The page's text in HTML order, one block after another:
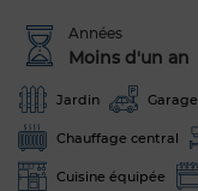
Années
Moins d'un an
Jardin Garage
Chauffage central
Cuisine équipée